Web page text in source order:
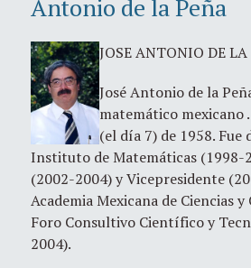
Antonio de la Peña
JOSE ANTONIO DE
José Antonio de la
matemático mexicano
(el día 7) de 1958.
Instituto de Matemáticas (1998-
(2002-2004) y Vicepresidente
Academia Mexicana de Ciencias
Foro Consultivo Científico y
2004).